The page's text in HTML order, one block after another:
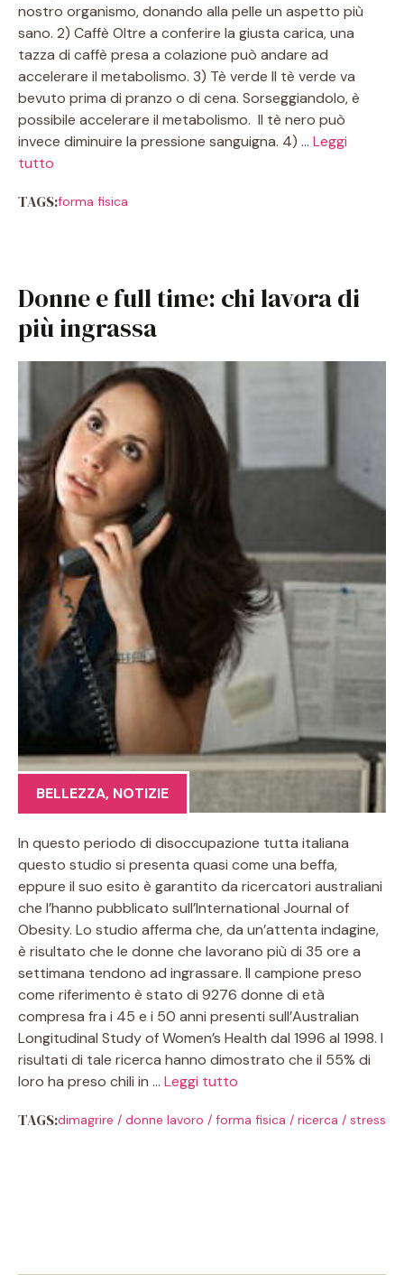
nostro organismo, donando alla pelle un aspetto più
sano. 2) Caffè Oltre a conferire la giusta carica, una
tazza di caffè presa a colazione può andare ad
accelerare il metabolismo. 3) Tè verde Il tè verde va
bevuto prima di pranzo o di cena. Sorseggiandolo, è
possibile accelerare il metabolismo. Il tè nero può
invece diminuire la pressione sanguigna. 4) … Leggi
tutto
TAGS:forma fisica
Donne e full time: chi lavora di
più ingrassa
BELLEZZA, NOTIZIE
In questo periodo di disoccupazione tutta italiana
questo studio si presenta quasi come una beffa,
eppure il suo esito è garantito da ricercatori australiani
che l’hanno pubblicato sull’International Journal of
Obesity. Lo studio afferma che, da un’attenta indagine,
è risultato che le donne che lavorano più di 35 ore a
settimana tendono ad ingrassare. Il campione preso
come riferimento è stato di 9276 donne di età
compresa fra i 45 e i 50 anni presenti sull’Australian
Longitudinal Study of Women’s Health dal 1996 al 1998. I
risultati di tale ricerca hanno dimostrato che il 55% di
loro ha preso chili in … Leggi tutto
TAGS:dimagrire / donne lavoro / forma fisica / ricerca / stress